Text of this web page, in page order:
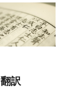
翻訳